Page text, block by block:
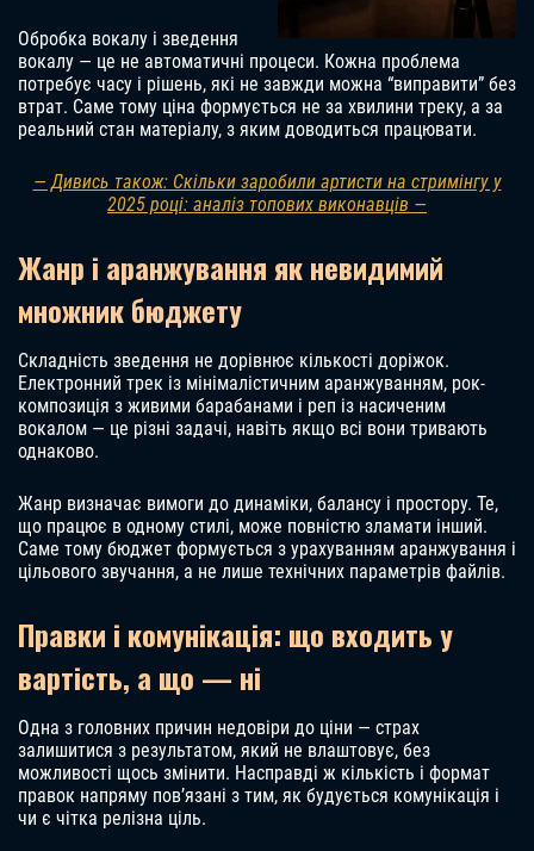
Обробка вокалу і зведення
вокалу — це не автоматичні процеси. Кожна проблема
потребує часу і рішень, які не завжди можна “виправити” без
втрат. Саме тому ціна формується не за хвилини треку, а за
реальний стан матеріалу, з яким доводиться працювати.
— Дивись також: Скільки заробили артисти на стримінгу у
2025 році: аналіз топових виконавців —
Жанр і аранжування як невидимий
множник бюджету
Складність зведення не дорівнює кількості доріжок.
Електронний трек із мінімалістичним аранжуванням, рок-
композиція з живими барабанами і реп із насиченим
вокалом — це різні задачі, навіть якщо всі вони тривають
однаково.
Жанр визначає вимоги до динаміки, балансу і простору. Те,
що працює в одному стилі, може повністю зламати інший.
Саме тому бюджет формується з урахуванням аранжування і
цільового звучання, а не лише технічних параметрів файлів.
Правки і комунікація: що входить у
вартість, а що — ні
Одна з головних причин недовіри до ціни — страх
залишитися з результатом, який не влаштовує, без
можливості щось змінити. Насправді ж кількість і формат
правок напряму пов’язані з тим, як будується комунікація і
чи є чітка релізна ціль.